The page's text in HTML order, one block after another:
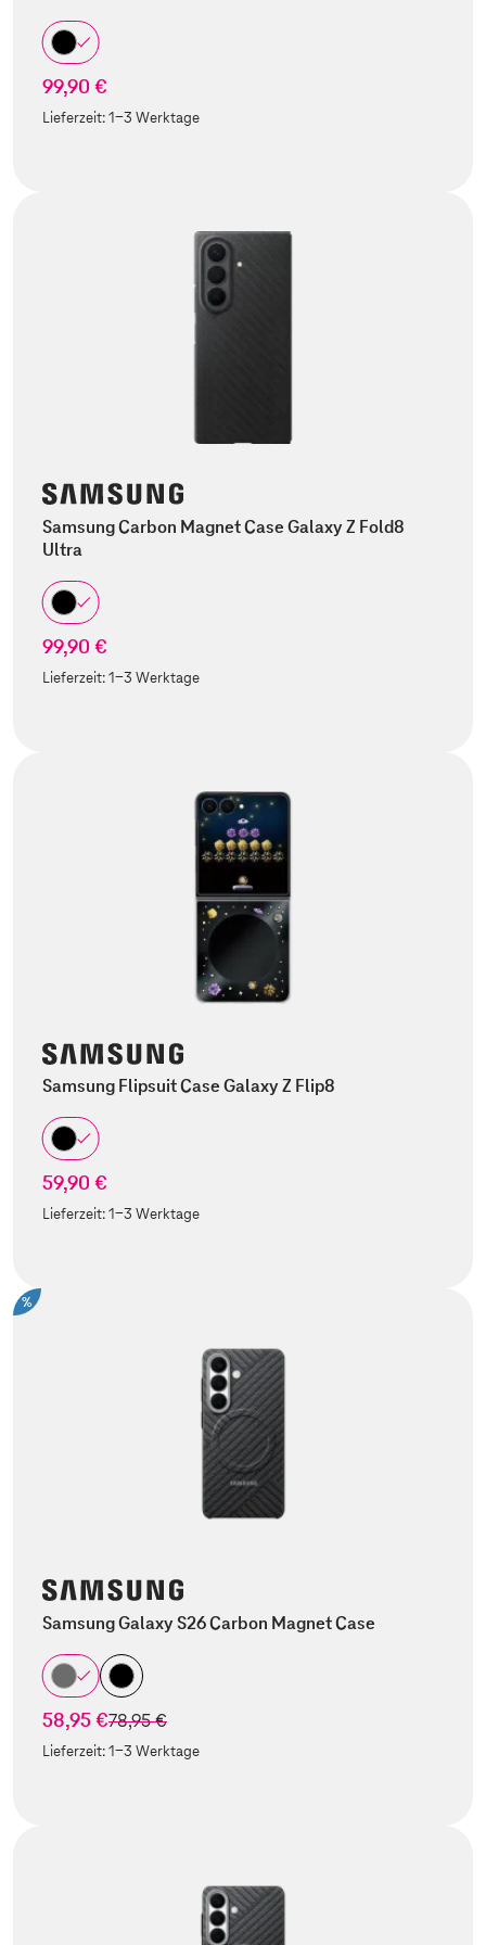
99,90 €
Lieferzeit:1-3 Werktage
Samsung Carbon Magnet Case Galaxy Z Fold8
Ultra
99,90 €
Lieferzeit:1-3 Werktage
Samsung Flipsuit Case Galaxy Z Flip8
59,90 €
Lieferzeit:1-3 Werktage
%
Samsung Galaxy S26 Carbon Magnet Case
58,95 €statt
78,95 €
Lieferzeit:1-3 Werktage